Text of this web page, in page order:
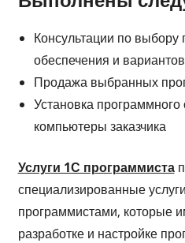
Консультации по выбору
обеспечения и
Продажа выбранных
Установка
компьютеры заказчика
Услуги 1С программиста
специализированные
программистами, которые
разработке и настройке